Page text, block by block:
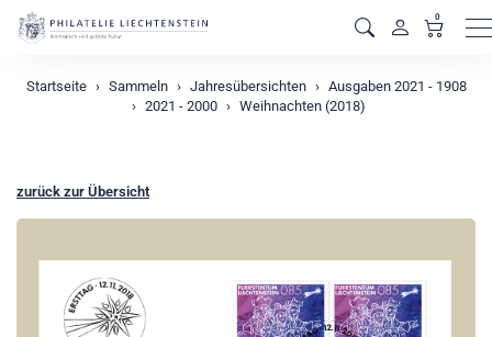
0
Startseite Sammeln Jahresübersichten
Ausgaben 2021 - 1908
2021 - 2000
Weihnachten (2018)
zurück zur Übersicht